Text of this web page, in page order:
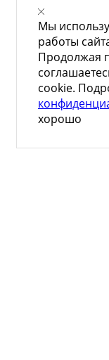
Мы
работы
Продолжая
cookie.
хорошо